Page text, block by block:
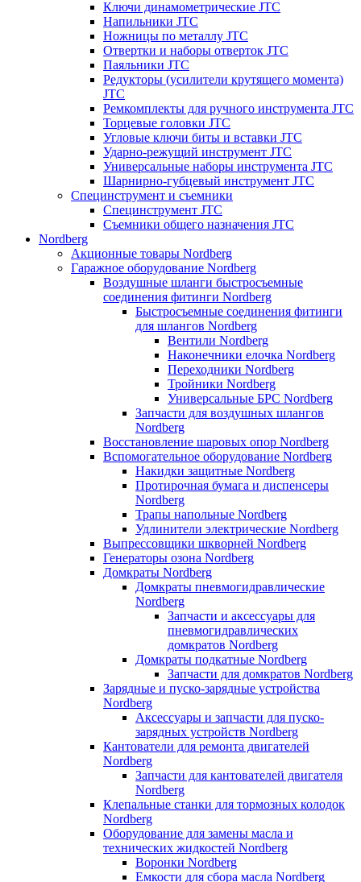
Ключи динамометрические JTC
Напильники JTC
Ножницы по металлу JTC
Отвертки и наборы отверток JTC
Паяльники JTC
Редукторы (усилители крутящего момента)
JTC
Ремкомплекты для ручного инструмента JTC
Торцевые головки JTC
Угловые ключи биты и вставки JTC
Ударно-режущий инструмент JTC
Универсальные наборы инструмента JTC
Шарнирно-губцевый инструмент JTC
Специнструмент и съемники
Специнструмент JTC
Съемники общего назначения JTC
Nordberg
Акционные товары Nordberg
Гаражное оборудование Nordberg
Воздушные шланги быстросъемные
соединения фитинги Nordberg
Быстросъемные соединения фитинги
для шлангов Nordberg
Вентили Nordberg
Наконечники елочка Nordberg
Переходники Nordberg
Тройники Nordberg
Универсальные БРС Nordberg
Запчасти для воздушных шлангов
Nordberg
Восстановление шаровых опор Nordberg
Вспомогательное оборудование Nordberg
Накидки защитные Nordberg
Протирочная бумага и диспенсеры
Nordberg
Трапы напольные Nordberg
Удлинители электрические Nordberg
Выпрессовщики шкворней Nordberg
Генераторы озона Nordberg
Домкраты Nordberg
Домкраты пневмогидравлические
Nordberg
Запчасти и аксессуары для
пневмогидравлических
домкратов Nordberg
Домкраты подкатные Nordberg
Запчасти для домкратов Nordberg
Зарядные и пуско-зарядные устройства
Nordberg
Аксессуары и запчасти для пуско-
зарядных устройств Nordberg
Кантователи для ремонта двигателей
Nordberg
Запчасти для кантователей двигателя
Nordberg
Клепальные станки для тормозных колодок
Nordberg
Оборудование для замены масла и
технических жидкостей Nordberg
Воронки Nordberg
Емкости для сбора масла Nordberg